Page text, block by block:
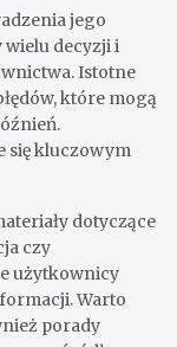
jego
wielu decyzji i
Istotne
które mogą
się kluczowym
dotyczące
czy
użytkownicy
Warto
porady